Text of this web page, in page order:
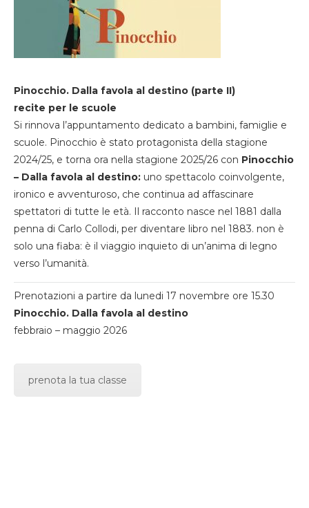
Pinocchio. Dalla favola al destino (parte II)
recite per le scuole
Si rinnova l’appuntamento dedicato a bambini, famiglie e
scuole. Pinocchio è stato protagonista della stagione
2024/25, e torna ora nella stagione 2025/26 con Pinocchio
– Dalla favola al destino: uno spettacolo coinvolgente,
ironico e avventuroso, che continua ad affascinare
spettatori di tutte le età. Il racconto nasce nel 1881 dalla
penna di Carlo Collodi, per diventare libro nel 1883. non è
solo una fiaba: è il viaggio inquieto di un’anima di legno
verso l’umanità.
Prenotazioni a partire da lunedi 17 novembre ore 15.30
Pinocchio. Dalla favola al destino
febbraio – maggio 2026
prenota la tua classe